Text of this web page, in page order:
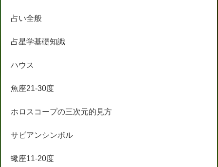
占い全般
占星学基礎知識
ハウス
魚座21-30度
ホロスコープの三次元的見方
サビアンシンボル
蠍座11-20度